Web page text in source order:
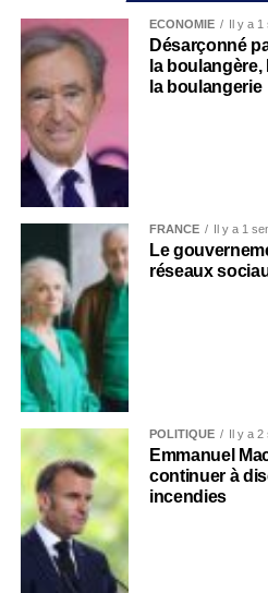
ECONOMIE Il y a
Désarçonné
la
la boulangerie
FRANCE Il y a 1
Le
réseaux
POLITIQUE Il y a
Emmanuel
continuer à
incendies